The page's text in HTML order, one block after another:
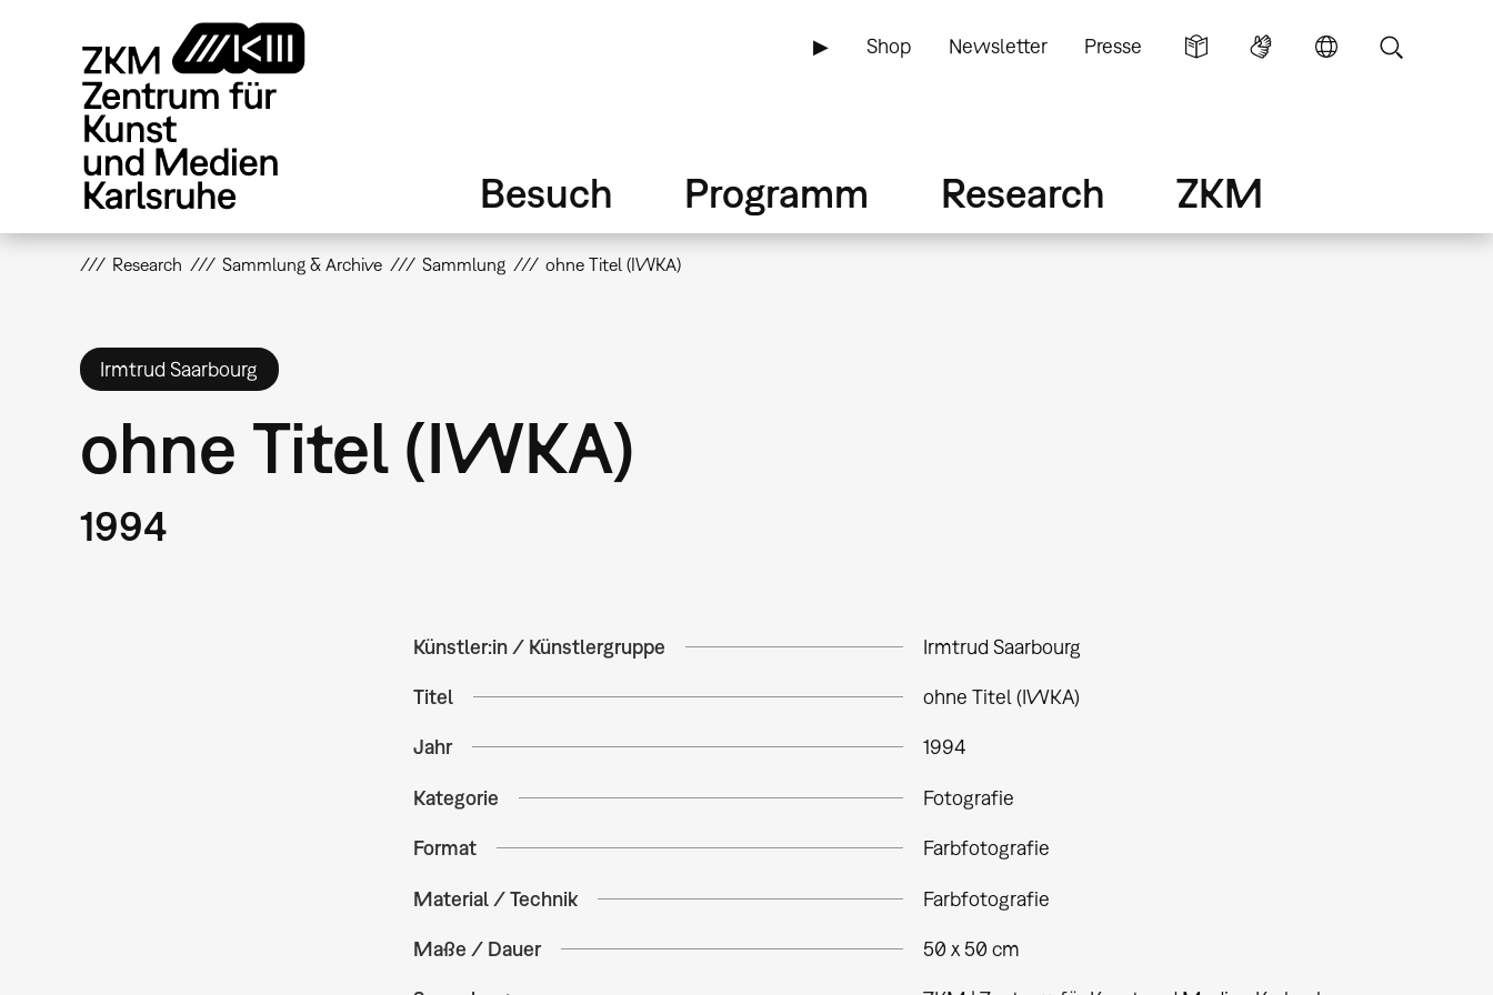
▶ Shop Newsletter Presse
Besuch Programm Research ZKM
Research Sammlung & Archive Sammlung ohne Titel (IWKA)
Irmtrud Saarbourg
ohne Titel (IWKA)
1994
Künstler:in / Künstlergruppe Irmtrud Saarbourg
Titel ohne Titel (IWKA)
Jahr 1994
Kategorie Fotografie
Format Farbfotografie
Material / Technik Farbfotografie
Maße / Dauer 50 x 50 cm